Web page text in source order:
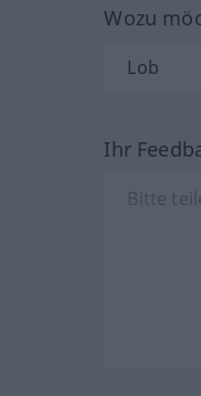
Wozu
Ihr